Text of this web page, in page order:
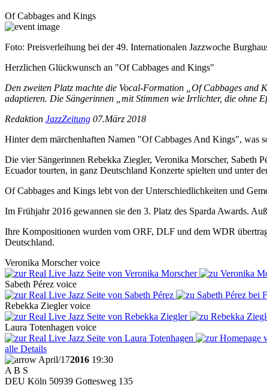
Of Cabbages and Kings
Foto: Preisverleihung bei der 49. Internationalen Jazzwoche
Herzlichen Glückwunsch an "Of Cabbages and Kings"
Den zweiten Platz machte die Vocal-Formation „Of Cabbages and
adaptieren. Die Sängerinnen „mit Stimmen wie Irrlichter, die ohne
Redaktion JazzZeitung 07.März 2018
Hinter dem märchenhaften Namen "Of Cabbages And Kings",
Die vier Sängerinnen Rebekka Ziegler, Veronika Morscher, Sabeth
Ecuador tourten, in ganz Deutschland Konzerte spielten und unter
Of Cabbages and Kings lebt von der Unterschiedlichkeiten und
Im Frühjahr 2016 gewannen sie den 3. Platz des Sparda Awards.
Ihre Kompositionen wurden vom ORF, DLF und dem WDR
Deutschland.
Veronika Morscher voice
Sabeth Pérez voice
Rebekka Ziegler voice
Laura Totenhagen voice
alle Details
April/172016 19:30
A B S
DEU Köln 50939 Gottesweg 135